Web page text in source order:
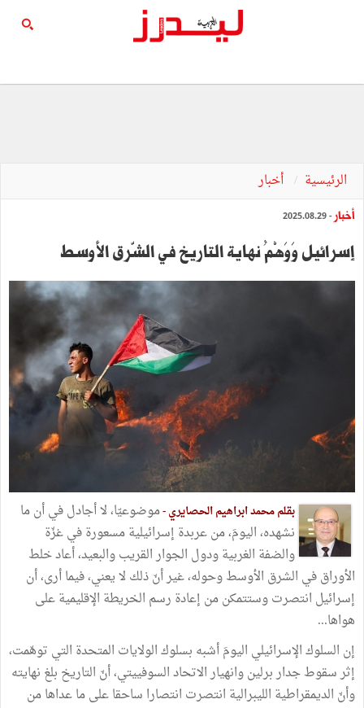
الرئيسية أخبار
أخبار - 2025.08.29
إسرائيل وَوَهْمُ نهاية التاريخ في الشّرق الأوسط
بقلم محمد ابراهيم الحصايري -موضوعيّا، لا أجادل في أن ما
نشهده، اليومَ، من عربدة إسرائيلية مسعورة في غزّة
والضفة الغربية ودول الجوار القريب والبعيد، أعاد خلط
الأوراق في الشرق الأوسط وحوله، غير أنّ ذلك لا يعني، فيما أرى، أن
إسرائيل انتصرت وستتمكن من إعادة رسم الخريطة الإقليمية على
هواها...
إن السلوك الإسرائيلي اليومَ أشبه بسلوك الولايات المتحدة التي توهّمت،
إثر سقوط جدار برلين وانهيار الاتحاد السوفييتي، أنّ التاريخ بلغ نهايته
وأنّ الديمقراطية الليبرالية انتصرت انتصارا ساحقا على ما عداها من